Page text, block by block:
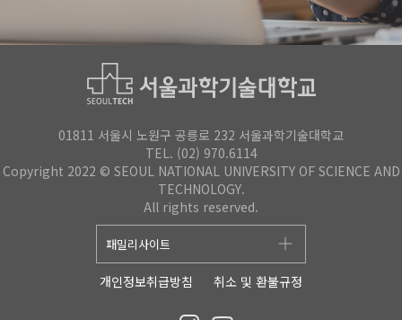
01811 서울시 노원구 공릉로 232 서울과학기술대학교
TEL. (02) 970.6114
Copyright 2022 © SEOUL NATIONAL UNIVERSITY OF SCIENCE AND
TECHNOLOGY.
All rights reserved.
개인정보취급방침 취소 및 환불규정